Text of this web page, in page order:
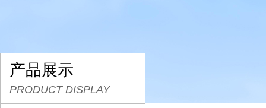
产品展示
PRODUCT DISPLAY